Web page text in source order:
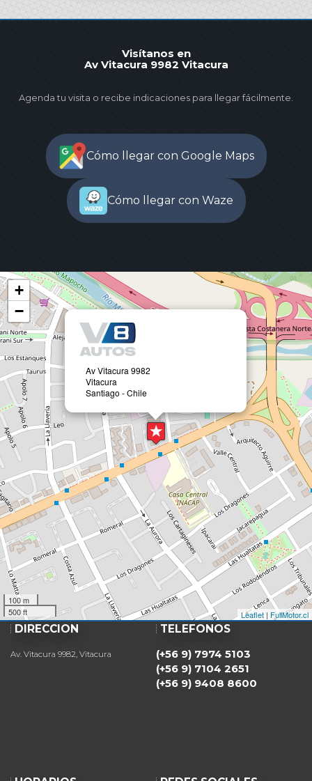
Visítanos en
Av Vitacura 9982 Vitacura
Agenda tu visita o recibe indicaciones para llegar fácilmente.
Cómo llegar con Google Maps
Cómo llegar con Waze
Av Vitacura 9982
Vitacura
Santiago - Chile
+
−
100 m
500 ft
Leaflet | FullMotor.cl
DIRECCIÓN
Av. Vitacura 9982, Vitacura
TELÉFONOS
(+56 9) 7974 5103
(+56 9) 7104 2651
(+56 9) 9408 8600